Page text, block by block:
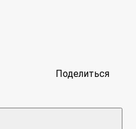
Поделиться